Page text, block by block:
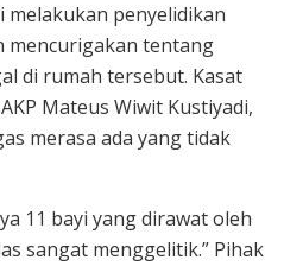
melakukan penyelidikan
mencurigakan tentang
di rumah tersebut. Kasat
Mateus Wiwit Kustiyadi,
merasa ada yang tidak
11 bayi yang dirawat oleh
sangat menggelitik.” Pihak